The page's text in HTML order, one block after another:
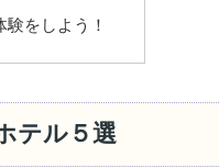
をしよう！
テル５選